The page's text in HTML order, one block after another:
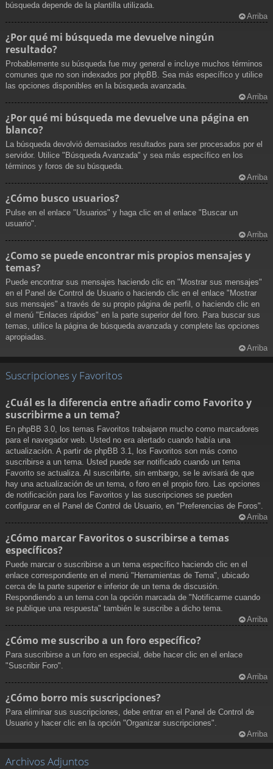
búsqueda depende de la plantilla utilizada.
Arriba
¿Por qué mi búsqueda me devuelve ningún
resultado?
Probablemente su búsqueda fue muy general e incluye muchos términos
comunes que no son indexados por phpBB. Sea más específico y utilice
las opciones disponibles en la búsqueda avanzada.
Arriba
¿Por qué mi búsqueda me devuelve una página en
blanco?
La búsqueda devolvió demasiados resultados para ser procesados por el
servidor. Utilice "Búsqueda Avanzada" y sea más específico en los
términos y foros de su búsqueda.
Arriba
¿Cómo busco usuarios?
Pulse en el enlace "Usuarios" y haga clic en el enlace "Buscar un
usuario".
Arriba
¿Como se puede encontrar mis propios mensajes y
temas?
Puede encontrar sus mensajes haciendo clic en "Mostrar sus mensajes"
en el Panel de Control de Usuario o haciendo clic en el enlace "Mostrar
sus mensajes" a través de su propio página de perfil, o haciendo clic en
el menú "Enlaces rápidos" en la parte superior del foro. Para buscar sus
temas, utilice la página de búsqueda avanzada y complete las opciones
apropiadas.
Arriba
Suscripciones y Favoritos
¿Cuál es la diferencia entre añadir como Favorito y
suscribirme a un tema?
En phpBB 3.0, los temas Favoritos trabajaron mucho como marcadores
para el navegador web. Usted no era alertado cuando había una
actualización. A partir de phpBB 3.1, los Favoritos son más como
suscribirse a un tema. Usted puede ser notificado cuando un tema
Favorito se actualiza. Al suscribirte, sin embargo, se le avisará de que
hay una actualización de un tema, o foro en el propio foro. Las opciones
de notificación para los Favoritos y las suscripciones se pueden
configurar en el Panel de Control de Usuario, en "Preferencias de Foros".
Arriba
¿Cómo marcar Favoritos o suscribirse a temas
específicos?
Puede marcar o suscribirse a un tema específico haciendo clic en el
enlace correspondiente en el menú "Herramientas de Tema", ubicado
cerca de la parte superior e inferior de un tema de discusión.
Respondiendo a un tema con la opción marcada de "Notificarme cuando
se publique una respuesta" también le suscribe a dicho tema.
Arriba
¿Cómo me suscribo a un foro específico?
Para suscribirse a un foro en especial, debe hacer clic en el enlace
"Suscribir Foro".
Arriba
¿Cómo borro mis suscripciones?
Para eliminar sus suscripciones, debe entrar en el Panel de Control de
Usuario y hacer clic en la opción "Organizar suscripciones".
Arriba
Archivos Adjuntos